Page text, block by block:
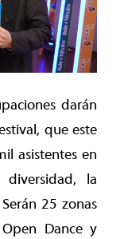
darán
que este
asistentes en
la
25 zonas
Dance y